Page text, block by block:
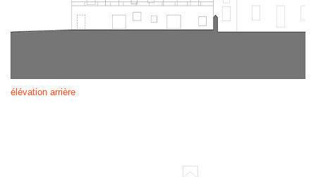
élévation arrière